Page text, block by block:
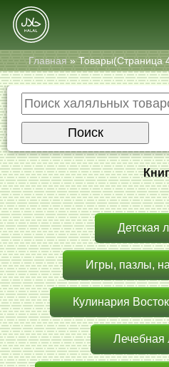
+7 (812)
+7 (921)
Главная » Товары(Страница
Поиск
Детская
Игры, пазлы,
Кулинария
Лечебная